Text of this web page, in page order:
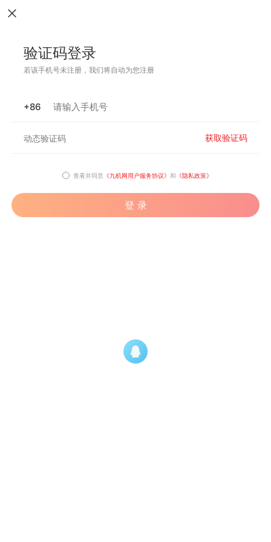
验证码登录
若该手机号未注册，我们将自动为您注册
+86
获取验证码
查看并同意 《九机网用户服务协议》 和 《隐私政策》
登 录